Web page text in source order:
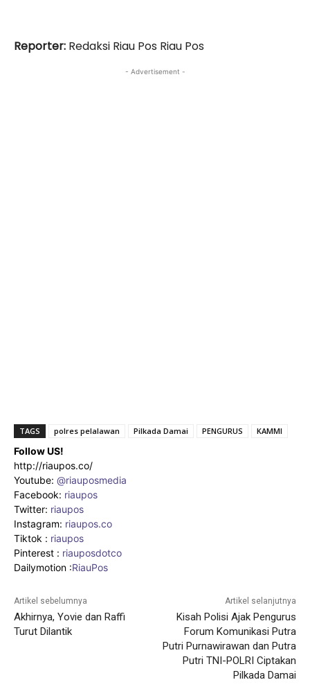
Reporter: Redaksi Riau Pos Riau Pos
- Advertisement -
TAGS polres pelalawan Pilkada Damai PENGURUS KAMMI
Follow US!
http://riaupos.co/
Youtube: @riauposmedia
Facebook: riaupos
Twitter: riaupos
Instagram: riaupos.co
Tiktok : riaupos
Pinterest : riauposdotco
Dailymotion :RiauPos
Artikel sebelumnya
Akhirnya, Yovie dan Raffi
Turut Dilantik
Artikel selanjutnya
Kisah Polisi Ajak Pengurus
Forum Komunikasi Putra
Putri Purnawirawan dan Putra
Putri TNI-POLRI Ciptakan
Pilkada Damai